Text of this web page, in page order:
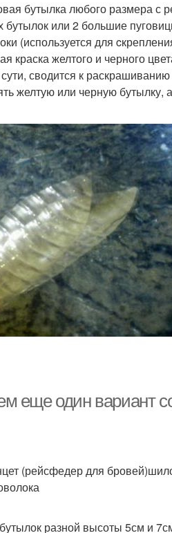
бутылка любого размера с
или 2 большие
(используется для
краска желтого и черного
сводится к
желтую или черную бутылку,
еще один вариант
(рейсфедер для
разной высоты 5см и